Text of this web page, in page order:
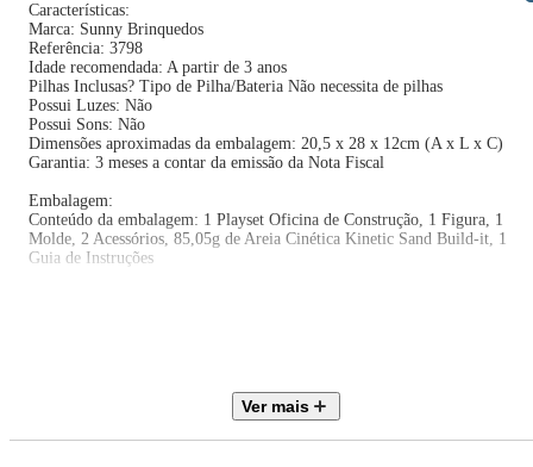
Características:
Marca: Sunny Brinquedos
Referência: 3798
Idade recomendada: A partir de 3 anos
Pilhas Inclusas? Tipo de Pilha/Bateria Não necessita de pilhas
Possui Luzes: Não
Possui Sons: Não
Dimensões aproximadas da embalagem: 20,5 x 28 x 12cm (A x L x C)
Garantia: 3 meses a contar da emissão da Nota Fiscal
Embalagem:
Conteúdo da embalagem: 1 Playset Oficina de Construção, 1 Figura, 1
Molde, 2 Acessórios, 85,05g de Areia Cinética Kinetic Sand Build-it, 1
Guia de Instruções
Ver mais